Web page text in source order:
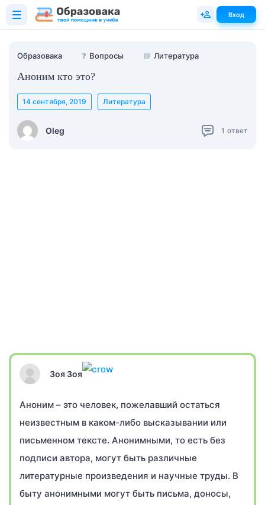
Образовака ❓ Вопросы 📗 Литература
Аноним кто это?
Oleg
14 сентября, 2019 Литература
1 ответ
Зоя Зоя
Аноним – это человек, пожелавший остаться
неизвестным в каком-либо высказывании или
письменном тексте. Анонимными, то есть без
подписи автора, могут быть различные
литературные произведения и научные труды. В
быту анонимными могут быть письма, доносы,
Вход